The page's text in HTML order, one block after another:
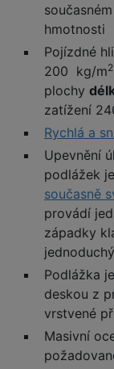
hmotnosti
Pojízdné
200 kg/m2
plochy
zatížení
Rychlá a
Upevnění
podlážek
současně
provádí
západky
Podlážka
deskou z
vrstvené
Masivní